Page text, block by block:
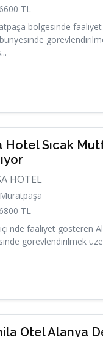
TL
bölgesinde
Hotel Sıcak
HOTEL
TL
faaliyet gösteren
görevlendirilmek
Otel Alanya